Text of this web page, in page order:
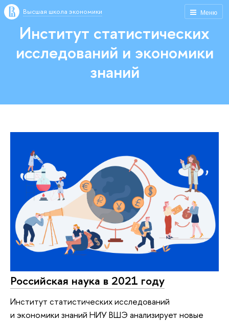
Меню
Высшая школа экономики
Институт статистических
исследований и экономики
знаний
Российская наука в 2021 году
Институт статистических исследований
и экономики знаний НИУ ВШЭ анализирует новые